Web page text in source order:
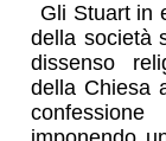
Gli Stuart in
della società
dissenso
della Chiesa